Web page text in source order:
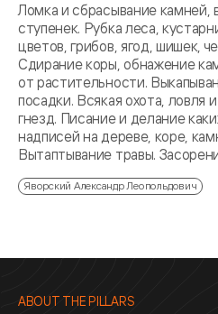
Ломка и сбрасывание камней,
ступенек. Рубка леса,
цветов, грибов, ягод, шишек,
Сдирание коры, обнажение
от растительности.
посадки. Всякая охота, ловля
гнезд. Писание и делание
надписей на дереве, коре,
Вытаптывание травы.
Яворский Александр Леопольдович
ABOUT THE PILLARS